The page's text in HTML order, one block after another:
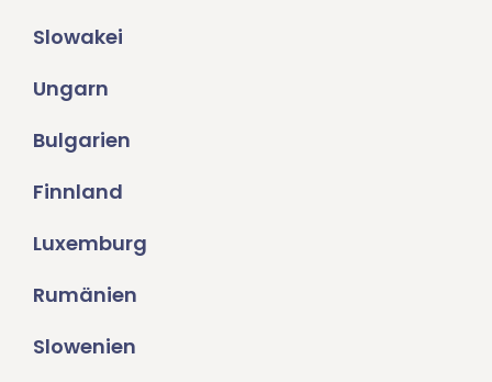
Slowakei
Ungarn
Bulgarien
Finnland
Luxemburg
Rumänien
Slowenien